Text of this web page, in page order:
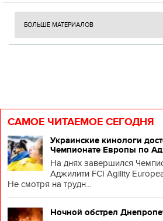
БОЛЬШЕ МАТЕРИАЛОВ
САМОЕ ЧИТАЕМОЕ СЕГОДНЯ
Украинские кинологи
Чемпионате Европы по
На днях завершился
Аджилити FCI Agility
Не смотря на трудн...
Ночной обстрел